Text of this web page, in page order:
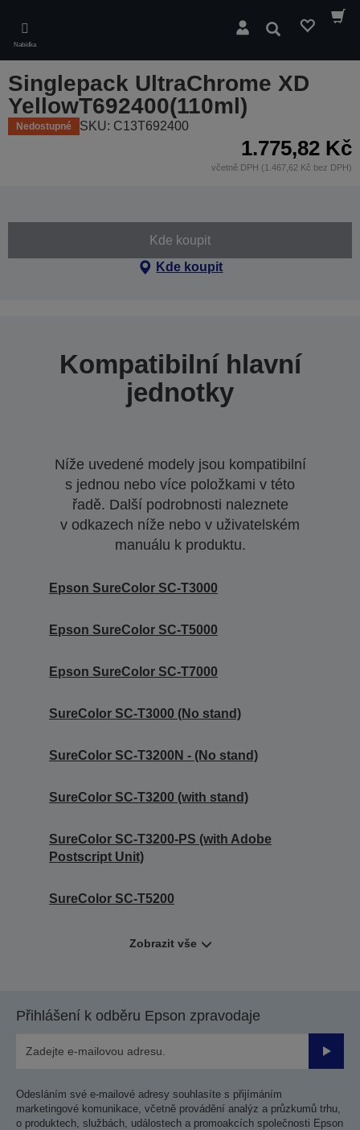
main
content
Nabídka
Hledat
Singlepack UltraChrome XD
YellowT692400(110ml)
Nedostupné SKU: C13T692400
1.775,82 Kč
včetně DPH (1.467,62 Kč bez DPH)
Kde koupit
Kde koupit
Kompatibilní hlavní
jednotky
Níže uvedené modely jsou kompatibilní
s jednou nebo více položkami v této
řadě. Další podrobnosti naleznete
v odkazech níže nebo v uživatelském
manuálu k produktu.
Epson SureColor SC-T3000
Epson SureColor SC-T5000
Epson SureColor SC-T7000
SureColor SC-T3000 (No stand)
SureColor SC-T3200N - (No stand)
SureColor SC-T3200 (with stand)
SureColor SC-T3200-PS (with Adobe
Postscript Unit)
SureColor SC-T5200
Zobrazit vše
Přihlášení k odběru Epson zpravodaje
Odesláním své e-mailové adresy souhlasíte s přijímáním
marketingové komunikace, včetně provádění analýz a průzkumů trhu,
o produktech, službách, událostech a promoakcích společnosti Epson